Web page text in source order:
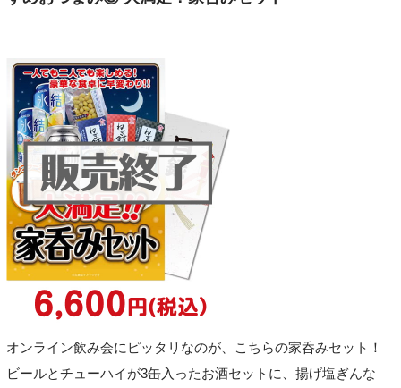
オンライン飲み会にピッタリなのが、こちらの家呑みセット！
ビールとチューハイが3缶入ったお酒セットに、揚げ塩ぎんな